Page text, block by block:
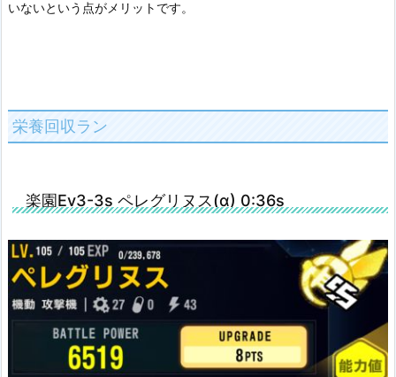
いないという点がメリットです。
栄養回収ラン
楽園Ev3-3s ペレグリヌス(α) 0:36s